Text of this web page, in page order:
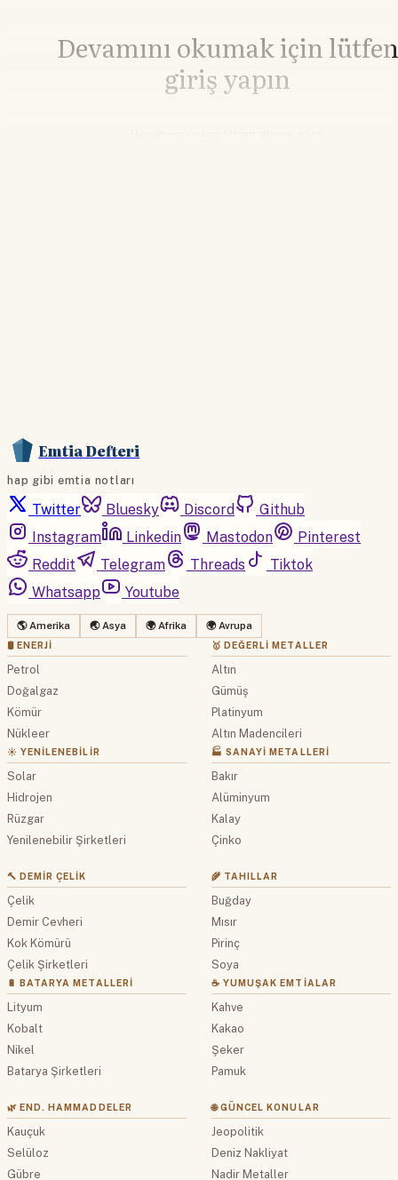
Devamını okumak için lütfen
giriş yapın
Emtia Defteri
hap gibi emtia notları
Twitter Bluesky Discord
Github
Instagram
Linkedin Mastodon
Pinterest
Reddit
Telegram Threads
Tiktok
Whatsapp
Youtube
🌎 Amerika 🌏 Asya 🌍 Afrika 🌍 Avrupa
🛢 ENERJI
Petrol
Doğalgaz
Kömür
Nükleer
☀️ YENILENEBILIR
Solar
Hidrojen
Rüzgar
Yenilenebilir Şirketleri
🥇 DEĞERLI METALLER
Altın
Gümüş
Platinyum
Altın Madencileri
🏭 SANAYI METALLERI
Bakır
Alüminyum
Kalay
Çinko
🔨 DEMIR ÇELIK
Çelik
Demir Cevheri
Kok Kömürü
Çelik Şirketleri
🔋 BATARYA METALLERI
Lityum
Kobalt
Nikel
Batarya Şirketleri
🌾 TAHILLAR
Buğday
Mısır
Pirinç
Soya
☕ YUMUŞAK EMTIALAR
Kahve
Kakao
Şeker
Pamuk
🌿 END. HAMMADDELER
Kauçuk
Selüloz
Gübre
🌐 GÜNCEL KONULAR
Jeopolitik
Deniz Nakliyat
Nadir Metaller